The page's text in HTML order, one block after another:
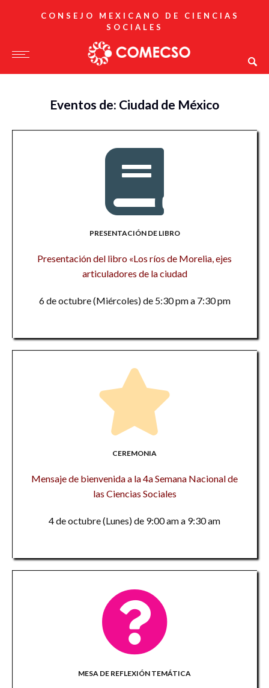
CONSEJO MEXICANO DE CIENCIAS
SOCIALES
Eventos de: Ciudad de México
PRESENTACIÓN DE LIBRO
Presentación del libro «Los ríos de Morelia, ejes
articuladores de la ciudad
6 de octubre (Miércoles) de 5:30 pm a 7:30 pm
CEREMONIA
Mensaje de bienvenida a la 4a Semana Nacional de
las Ciencias Sociales
4 de octubre (Lunes) de 9:00 am a 9:30 am
MESA DE REFLEXIÓN TEMÁTICA